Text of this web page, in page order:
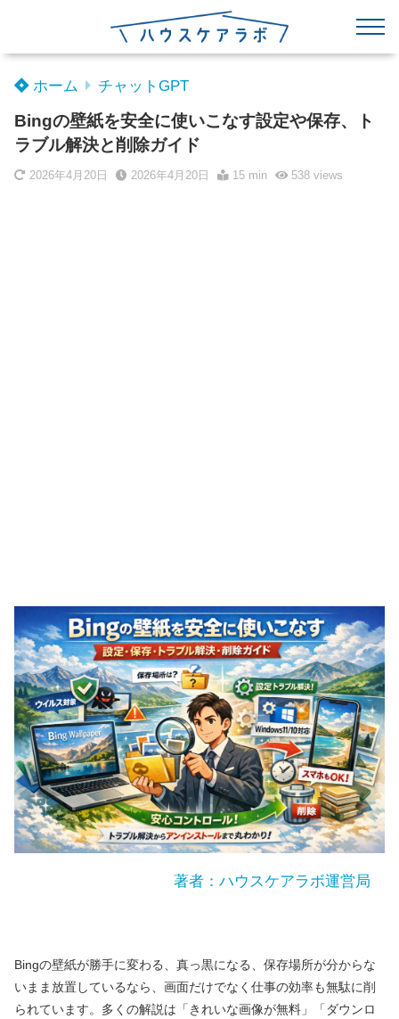
ホーム チャットGPT
Bingの壁紙を安全に使いこなす設定や保存、ト
ラブル解決と削除ガイド
2026年4月20日 2026年4月20日 15 min 538views
著者：ハウスケアラボ運営局
Bingの壁紙が勝手に変わる、真っ黒になる、保存場所が分からな
いまま放置しているなら、画面だけでなく仕事の効率も無駄に削
られています。多くの解説は「きれいな画像が無料」「ダウンロ